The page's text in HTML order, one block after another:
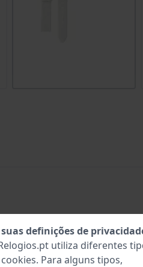
suas definições de
utiliza diferentes
cookies. Para alguns tipos,